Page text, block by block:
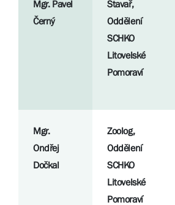
Mgr. Pavel
Černý
Stavař,
Oddělení
SCHKO
Litovelské
Pomoraví
Mgr.
Ondřej
Dočkal
Zoolog,
Oddělení
SCHKO
Litovelské
Pomoraví